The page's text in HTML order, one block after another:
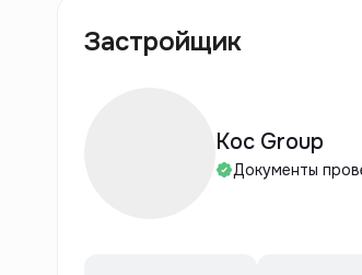
Застройщик
Koc Group
Документы